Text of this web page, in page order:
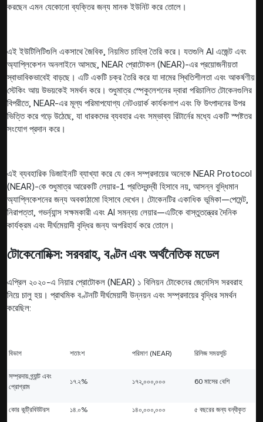
করছেন এমন যেকোনো ব্যক্তির জন্য মানক ইউনিট করে তোলে।
এই ইউটিলিটিগুলি একসাথে জৈবিক, নিয়মিত চাহিদা তৈরি করে। যতগুলি AI এজেন্ট এবং
অ্যাপ্লিকেশন অনলাইনে আসছে, NEAR প্রোটোকল (NEAR)-এর প্রয়োজনীয়তা
স্বাভাবিকভাবেই বাড়ছে। এটি একটি চক্র তৈরি করে যা দামের স্থিতিশীলতা এবং আকর্ষণীয়
স্টেকিং আয় উভয়কেই সমর্থন করে। শুধুমাত্র স্পেকুলেশনের দ্বারা পরিচালিত টোকেনগুলির
বিপরীতে, NEAR-এর মূল্য পরিমাপযোগ্য নেটওয়ার্ক কার্যকলাপ এবং ফি উৎপাদনের উপর
ভিত্তি করে গড়ে উঠেছে, যা ধারকদের ব্যবহার এবং সম্ভাব্য রিটার্নের মধ্যে একটি স্পষ্টতর
সংযোগ প্রদান করে।
এই ব্যবহারিক ডিজাইনটি ব্যাখ্যা করে যে কেন সম্প্রদায়ের অনেকে NEAR Protocol
(NEAR)-কে শুধুমাত্র আরেকটি লেয়ার-1 প্রতিদ্বন্দ্বী হিসাবে নয়, আসন্ন বুদ্ধিমান
অ্যাপ্লিকেশনের জন্য অবকাঠামো হিসাবে দেখেন। টোকেনটির একাধিক ভূমিকা—পেমেন্ট,
নিরাপত্তা, গভর্ন্যান্স সক্ষমকারী এবং AI সমন্বয় লেয়ার—এটিকে বাস্তুতন্ত্রের দৈনিক
কার্যক্রম এবং দীর্ঘমেয়াদী বৃদ্ধির জন্য অপরিহার্য করে তোলে।
টোকেনোমিক্স: সরবরাহ, বণ্টন এবং অর্থনৈতিক মডেল
এপ্রিল ২০২০-এ নিয়ার প্রোটোকল (NEAR) ১ বিলিয়ন টোকেনের জেনেসিস সরবরাহ
নিয়ে চালু হয়। প্রাথমিক বণ্টনটি দীর্ঘমেয়াদী উন্নয়ন এবং সম্প্রদায়ের বৃদ্ধির সমর্থন
করেছিল:
বিভাগ শতাংশ পরিমাণ (NEAR) রিলিজ সময়সূচি
সম্প্রদায় গ্র্যান্ট এবং
প্রোগ্রাম
১৭.২% ১৭২,০০০,০০০ 60 মাসের বেশি
কোর কন্ট্রিবিউটরস ১৪.০% ১৪০,০০০,০০০ ৫ বছরের জন্য বন্ধীকৃত